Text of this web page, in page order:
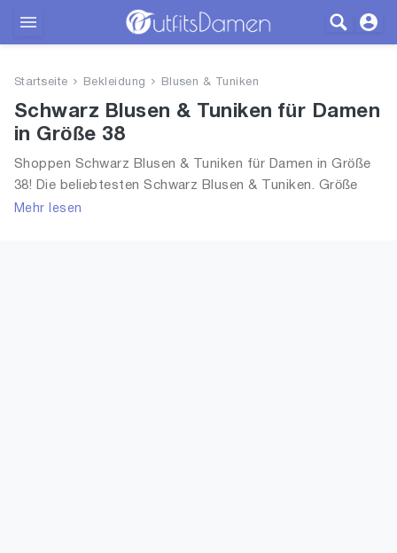
Bekleidung
Schuhe
Startseite Bekleidung Blusen & Tuniken
Schwarz Blusen & Tuniken für Damen
in Größe 38
Shoppen Schwarz Blusen & Tuniken für Damen in Größe
38! Die beliebtesten Schwarz Blusen & Tuniken. Größe
Auswahl an Schwarz Blusen & Tuniken in Größe 38 und
Mehr lesen